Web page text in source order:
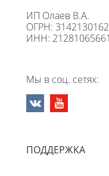
ИП Олаев В.А.
ОГРН:
ИНН:
Мы в соц. сетях:
ПОДДЕРЖКА